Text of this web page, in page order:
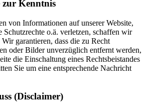
zur Kenntnis
von Informationen auf unserer Website,
Schutzrechte o.ä. verletzen, schaffen wir
garantieren, dass die zu Recht
oder Bilder unverzüglich entfernt werden,
die Einschaltung eines Rechtsbeistandes
Sie um eine entsprechende Nachricht
(Disclaimer)